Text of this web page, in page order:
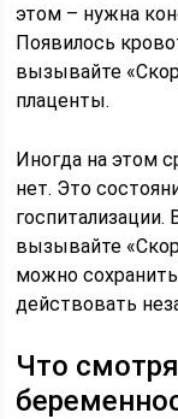
этом – нужна
Появилось
вызывайте
плаценты.
Иногда на этом
нет. Это
госпитализации.
вызывайте
можно
действовать
Что